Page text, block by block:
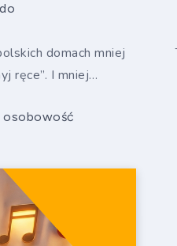
domach mniej
ręce”. I mniej…
osobowość